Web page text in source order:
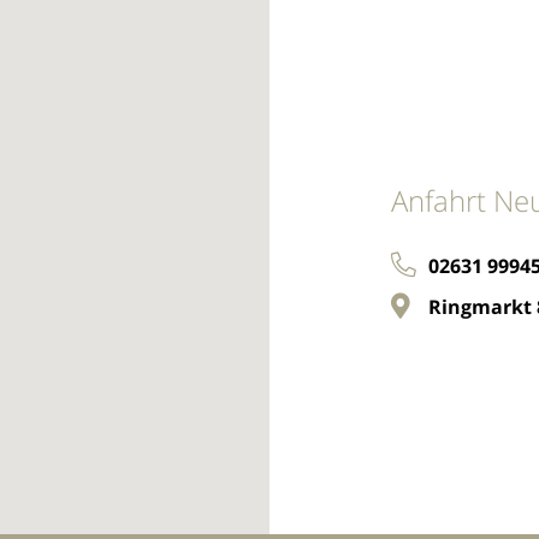
Anfahrt
02631
Ringmarkt